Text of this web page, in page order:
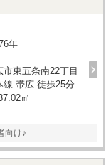
年
市東五条南22丁目
線 帯広 徒歩25分
㎡
向け♪